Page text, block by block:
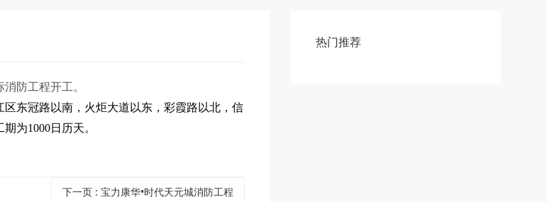
防工程开工。
东冠路以南，火炬大道以东，彩霞路以北，信
为1000日历天。
下一页 : 宝力康华•时代天元城消防工程
热门推荐